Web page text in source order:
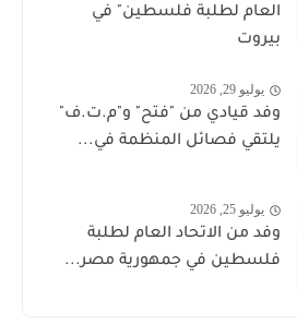
العام لطلبة فلسطين" في
بيروت
يوليو 29, 2026
وفد قيادي من "فتح" و"م.ت.ف"
يلتقي فصائل المنظمة في...
يوليو 25, 2026
وفد من الاتحاد العام لطلبة
فلسطين في جمهورية مصر...